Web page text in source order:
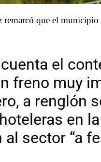
remarcó que el municipio
cuenta el
freno muy
a renglón
en
sector “a